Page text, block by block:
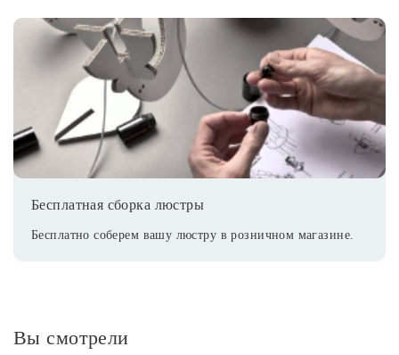
Бесплатная сборка люстры
Бесплатно соберем вашу люстру в розничном магазине.
Вы смотрели